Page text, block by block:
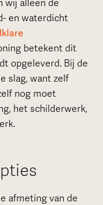
wij alleen de
en waterdicht
betekent dit
opgeleverd. Bij de
slag, want zelf
nog moet
het schilderwerk,
afmeting van de